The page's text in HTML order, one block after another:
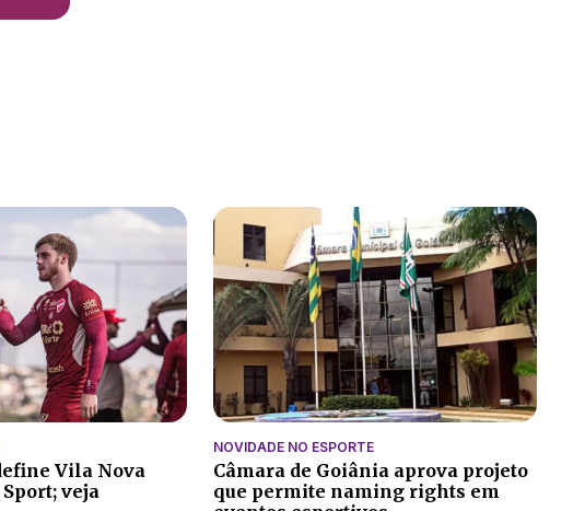
Vila Nova
veja
NOVIDADE NO ESPORTE
Câmara de Goiânia aprova projeto
que permite naming rights em